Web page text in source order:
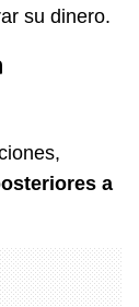
su dinero.
a